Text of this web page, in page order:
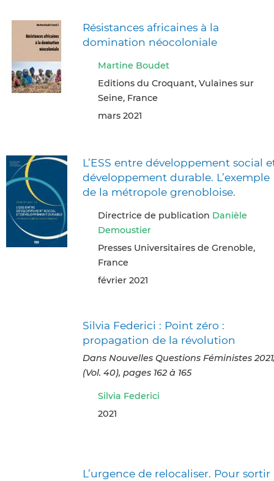
Résistances africaines à la
domination néocoloniale
Martine Boudet
Editions du Croquant, Vulaines sur
Seine, France
mars 2021
L’ESS entre développement social
développement durable. L’exemple
de la métropole grenobloise.
Directrice de publication Danièle
Demoustier
Presses Universitaires de Grenoble,
France
février 2021
Silvia Federici : Point zéro :
propagation de la révolution
Dans Nouvelles Questions Féministes
(Vol. 40), pages 162 à 165
Silvia Federici
2021
L’urgence de relocaliser. Pour sortir